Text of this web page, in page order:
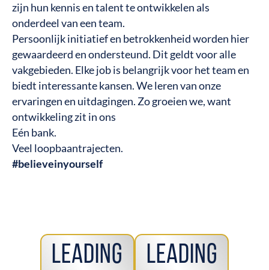
zijn hun kennis en talent te ontwikkelen als
onderdeel van een team.
Persoonlijk initiatief en betrokkenheid worden hier
gewaardeerd en ondersteund. Dit geldt voor alle
vakgebieden. Elke job is belangrijk voor het team en
biedt interessante kansen. We leren van onze
ervaringen en uitdagingen. Zo groeien we, want
ontwikkeling zit in ons
Eén bank.
Veel loopbaantrajecten.
#believeinyourself
Leading Leading